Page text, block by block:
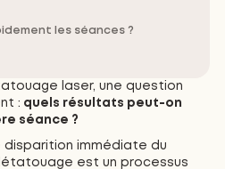
laser, une question
: quels résultats peut-on
séance ?
disparition immédiate du
est un processus
les séances ?